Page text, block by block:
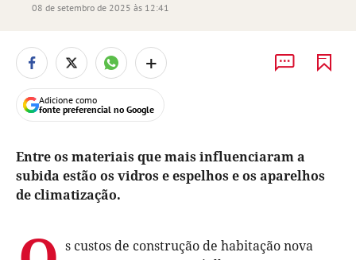
08 de setembro de 2025 às 12:41
+
Adicione como
fonte preferencial no Google
Entre os materiais que mais influenciaram a
subida estão os vidros e espelhos e os aparelhos
de climatização.
s custos de construção de habitação nova